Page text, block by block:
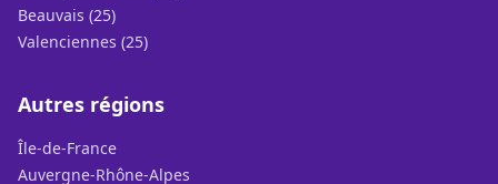
Beauvais (25)
Valenciennes (25)
Autres régions
Île-de-France
Auvergne-Rhône-Alpes